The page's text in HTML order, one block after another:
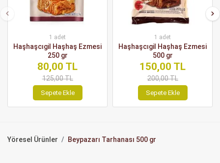
1 adet
Haşhaşcıgil Haşhaş Ezmesi
250 gr
80,00 TL
125,00 TL
Sepete Ekle
1 adet
Haşhaşcıgil Haşhaş Ezmesi
500 gr
150,00 TL
200,00 TL
Sepete Ekle
Yöresel Ürünler Beypazarı Tarhanası 500 gr